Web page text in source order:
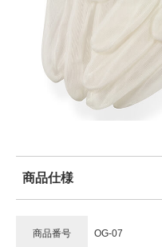
商品仕様
商品番号 OG-07